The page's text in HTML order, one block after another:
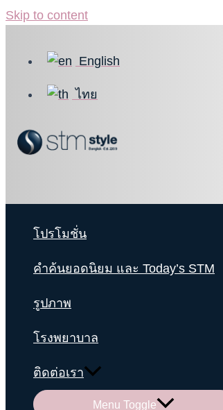
Skip to content
English
ไทย
โปรโมชั่น
คำค้นยอดนิยม และ Today’s STM
รูปภาพ
โรงพยาบาล
ติดต่อเรา
Menu Toggle